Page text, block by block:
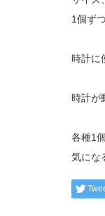
1個ず
時計に
時計が
各種1
気にな